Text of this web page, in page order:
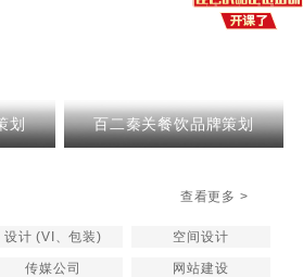
划 百二秦关餐饮品牌策划
设计 (VI、包装) 空间设计
传媒公司 网站建设
查看更多 >